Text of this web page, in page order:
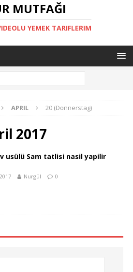
MUTFAĞI
YEMEK TARIFLERIM
APRIL 20 (Donnerstag)
2017
usülü Sam tatlisi nasil yapilir
Nurgül 0